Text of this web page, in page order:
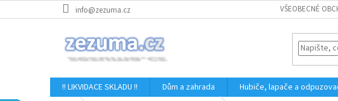
na
info@zezuma.cz VŠEOBECNÉ
!! LIKVIDACE SKLADU !! Dům a zahrada Hubiče, lapače a